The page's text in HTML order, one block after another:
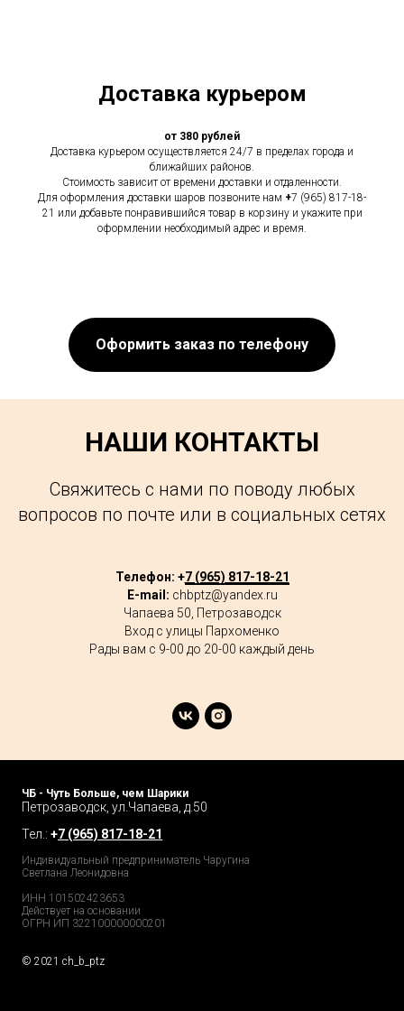
Доставка курьером
от 380 рублей
Доставка курьером осуществляется 24/7 в пределах города и
ближайших районов.
Стоимость зависит от времени доставки и отдаленности.
Для оформления доставки шаров позвоните нам +7 (965) 817-18-
21 или добавьте понравившийся товар в корзину и укажите при
оформлении необходимый адрес и время.
Оформить заказ по телефону
НАШИ КОНТАКТЫ
Свяжитесь с нами по поводу любых
вопросов по почте или в социальных сетях
Телефон: +7 (965) 817-18-21
E-mail: chbptz@yandex.ru
Чапаева 50, Петрозаводск
Вход с улицы Пархоменко
Рады вам с 9-00 до 20-00 каждый день
ЧБ - Чуть Больше, чем Шарики
Петрозаводск, ул.Чапаева, д.50
Тел.: +7 (965) 817-18-21
Индивидуальный предприниматель Чаругина
Светлана Леонидовна
ИНН 101502423653
Действует на основании
ОГРН ИП 322100000000201
© 2021 ch_b_ptz